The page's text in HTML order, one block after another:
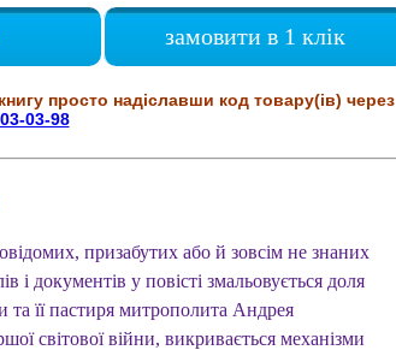
замовити в 1 клік
просто надіславши код товару(ів) через
03-98
призабутих або й зовсім не знаних
і документів у повісті змальовується доля
та її пастиря митрополита Андрея
світової війни, викривається механізми